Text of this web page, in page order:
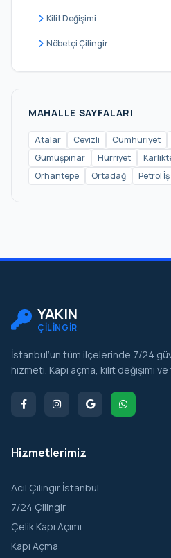
Kilit Değişimi
Nöbetçi Çilingir
MAHALLE SAYFALARI
Atalar Cevizli Cumhuriyet
Gümüşpınar
Hürriyet
Orhantepe
Ortadağ Petrol İş
YAKIN
ÇİLİNGİR
İstanbul’un tüm ilçelerinde 7/24
hizmeti. Kapı açma, kilit değişimi
Hizmetlerimiz
Acil Çilingir İstanbul
7/24 Çilingir
Çelik Kapı Açımı
Kapı Açma